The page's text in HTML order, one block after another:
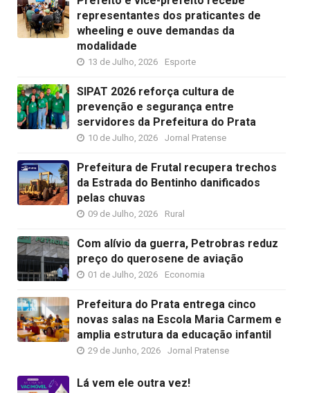
representantes dos praticantes de
wheeling e ouve demandas da
modalidade
13 de Julho, 2026 Esporte
SIPAT 2026 reforça cultura de
prevenção e segurança entre
servidores da Prefeitura do Prata
10 de Julho, 2026 Jornal Pratense
Prefeitura de Frutal recupera trechos
da Estrada do Bentinho danificados
pelas chuvas
09 de Julho, 2026 Rural
Com alívio da guerra, Petrobras reduz
preço do querosene de aviação
01 de Julho, 2026 Economia
Prefeitura do Prata entrega cinco
novas salas na Escola Maria Carmem e
amplia estrutura da educação infantil
29 de Junho, 2026 Jornal Pratense
Lá vem ele outra vez!